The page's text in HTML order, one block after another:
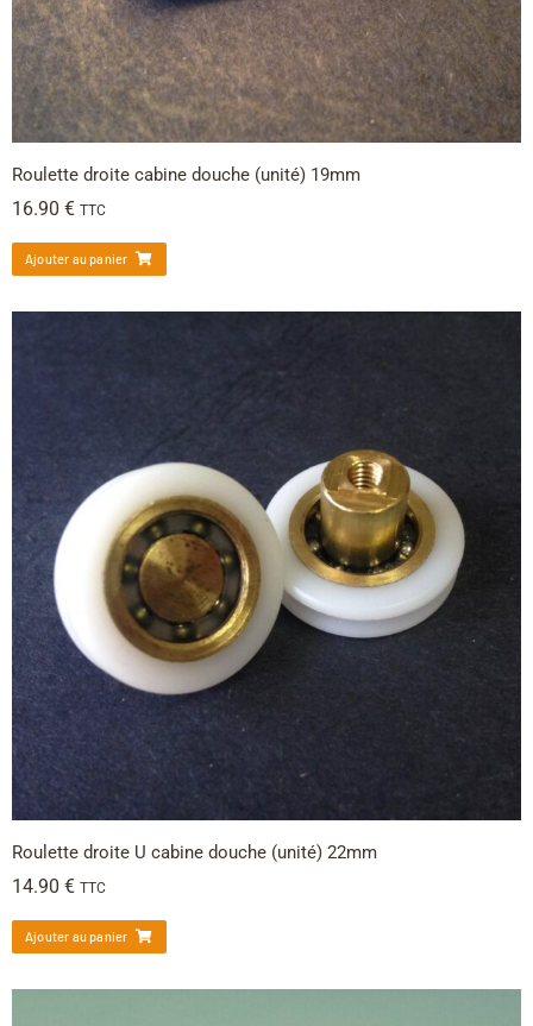
Roulette droite cabine douche (unité) 19mm
16.90 € TTC
Ajouter au panier
Roulette droite U cabine douche (unité) 22mm
14.90 € TTC
Ajouter au panier